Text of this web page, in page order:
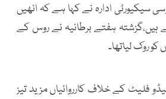
سیکیورٹی ادارہ نے کہا ہے کہ انھیں
ہفتے برطانیہ نے روس کے
روک لیاتھا۔
فلیٹ کے خلاف کارروائیاں مزید تیز